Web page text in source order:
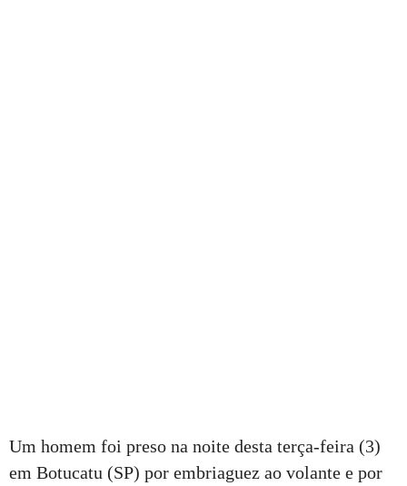
Um homem foi preso na noite desta terça-feira (3)
em Botucatu (SP) por embriaguez ao volante e por